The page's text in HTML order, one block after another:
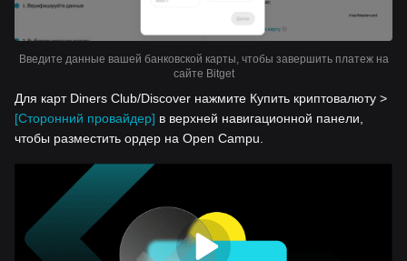
Введите данные вашей банковской карты, чтобы завершить платеж на
сайте Bitget
Для карт Diners Club/Discover нажмите Купить криптовалюту >
[Сторонний провайдер] в верхней навигационной панели,
чтобы разместить ордер на Open Campu.